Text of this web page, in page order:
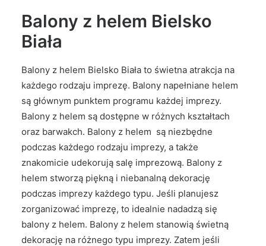
Balony z helem Bielsko
Biała
Balony z helem Bielsko Biała to świetna atrakcja na
każdego rodzaju imprezę. Balony napełniane helem
są głównym punktem programu każdej imprezy.
Balony z helem są dostępne w różnych kształtach
oraz barwakch. Balony z helem są niezbędne
podczas każdego rodzaju imprezy, a także
znakomicie udekorują salę imprezową. Balony z
helem stworzą piękną i niebanalną dekorację
podczas imprezy każdego typu. Jeśli planujesz
zorganizować imprezę, to idealnie nadadzą się
balony z helem. Balony z helem stanowią świetną
dekorację na różnego typu imprezy. Zatem jeśli